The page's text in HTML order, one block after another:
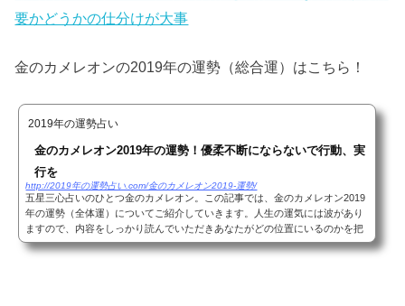
要かどうかの仕分けが大事
金のカメレオンの2019年の運勢（総合運）はこちら！
2019年の運勢占い
金のカメレオン2019年の運勢！優柔不断にならないで行動、実
行を
http://2019年の運勢占い.com/金のカメレオン2019-運勢/
五星三心占いのひとつ金のカメレオン。この記事では、金のカメレオン2019
年の運勢（全体運）についてご紹介していきます。人生の運気には波があり
ますので、内容をしっかり読んでいただきあなたがどの位置にいるのかを把
握しておきましょう！あなたがどの星の元にあ...